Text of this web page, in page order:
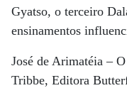
Gyatso, o terceiro
ensinamentos
José de Arimatéia –
Tribbe, Editora